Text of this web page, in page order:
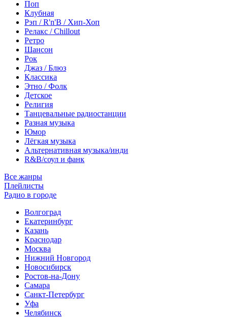
Поп
Клубная
Рэп / R'n'B / Хип-Хоп
Релакс / Chillout
Ретро
Шансон
Рок
Джаз / Блюз
Классика
Этно / Фолк
Детское
Религия
Танцевальные радиостанции
Разная музыка
Юмор
Лёгкая музыка
Альтернативная музыка/инди
R&B/cоул и фанк
Все жанры
Плейлисты
Радио в городе
Волгоград
Екатеринбург
Казань
Краснодар
Москва
Нижний Новгород
Новосибирск
Ростов-на-Дону
Самара
Санкт-Петербург
Уфа
Челябинск